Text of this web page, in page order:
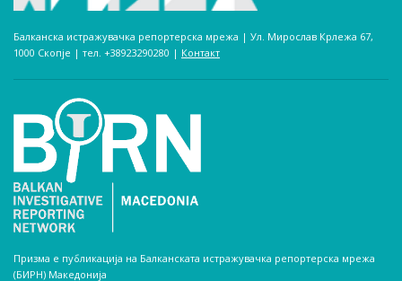
Балканска истражувачка репортерска мрежа | Ул. Мирослав Крлежа 67,
1000 Скопје | тел. +38923290280­ | Контакт
Призма е публикација на Балканската истражувачка репортерска мрежа
(БИРН) Македонија